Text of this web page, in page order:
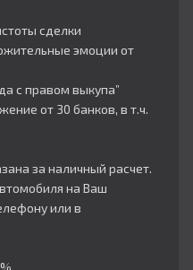
сделки
эмоции от
с правом выкупа”
от 30 банков, в т.ч.
за наличный расчет.
на Ваш
или в